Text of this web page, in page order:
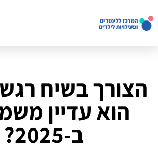
הצורך בשיח
הוא עדיין
ב‑2025?